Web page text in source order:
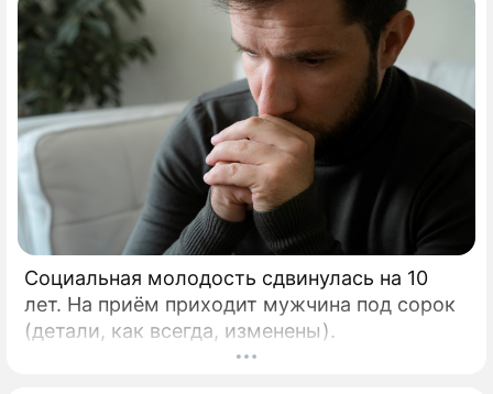
Социальная молодость сдвинулась на 10
лет. На приём приходит мужчина под сорок
(детали, как всегда, изменены).